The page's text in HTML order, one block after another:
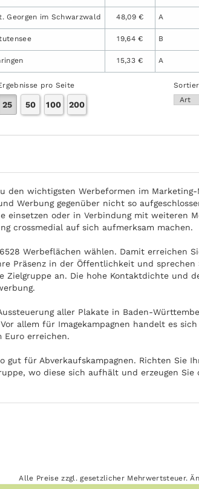
Georgen im Schwarzwald 48,09 € A
19,64 € B
15,33 € A
pro Seite
25 50 100 200
den wichtigsten Werbeformen im
Werbung gegenüber nicht so
einsetzen oder in Verbindung mit weiteren
crossmedial auf sich aufmerksam machen.
Werbeflächen wählen. Damit erreichen
Präsenz in der Öffentlichkeit und
an. Die hohe Kontaktdichte und
aller Plakate in Baden-
allem für Imagekampagnen handelt es
Euro erreichen.
für Abverkaufskampagnen. Richten Sie
wo diese sich aufhält und erzeugen
Alle Preise zzgl. gesetzlicher Mehrwertsteuer.